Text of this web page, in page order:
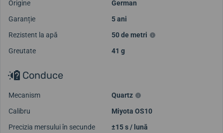
Origine
German
Garanție
5 ani
Rezistent la apă
50 de metri
Greutate
41 g
Conduce
Mecanism
Quartz
Calibru
Miyota OS10
Precizia mersului în secunde
±15 s / lună